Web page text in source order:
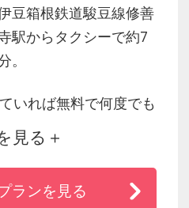
豆箱根鉄道駿豆線修善
駅からタクシーで約7
。
いれば無料で何度でも
大人まで嬉しい娯楽ス
も楽しい約50種の和洋バ
ンも好評です！
見る
ランを見る